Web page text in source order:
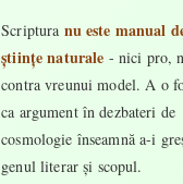
Scriptura nu este manual
științe naturale - nici pro,
contra vreunui model. A o
ca argument în dezbateri de
cosmologie înseamnă a-i
genul literar și scopul.